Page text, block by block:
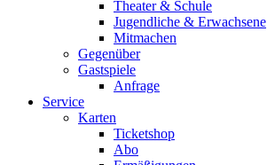
Theater & Schule
Jugendliche & Erwachsene
Mitmachen
Gegenüber
Gastspiele
Anfrage
Service
Karten
Ticketshop
Abo